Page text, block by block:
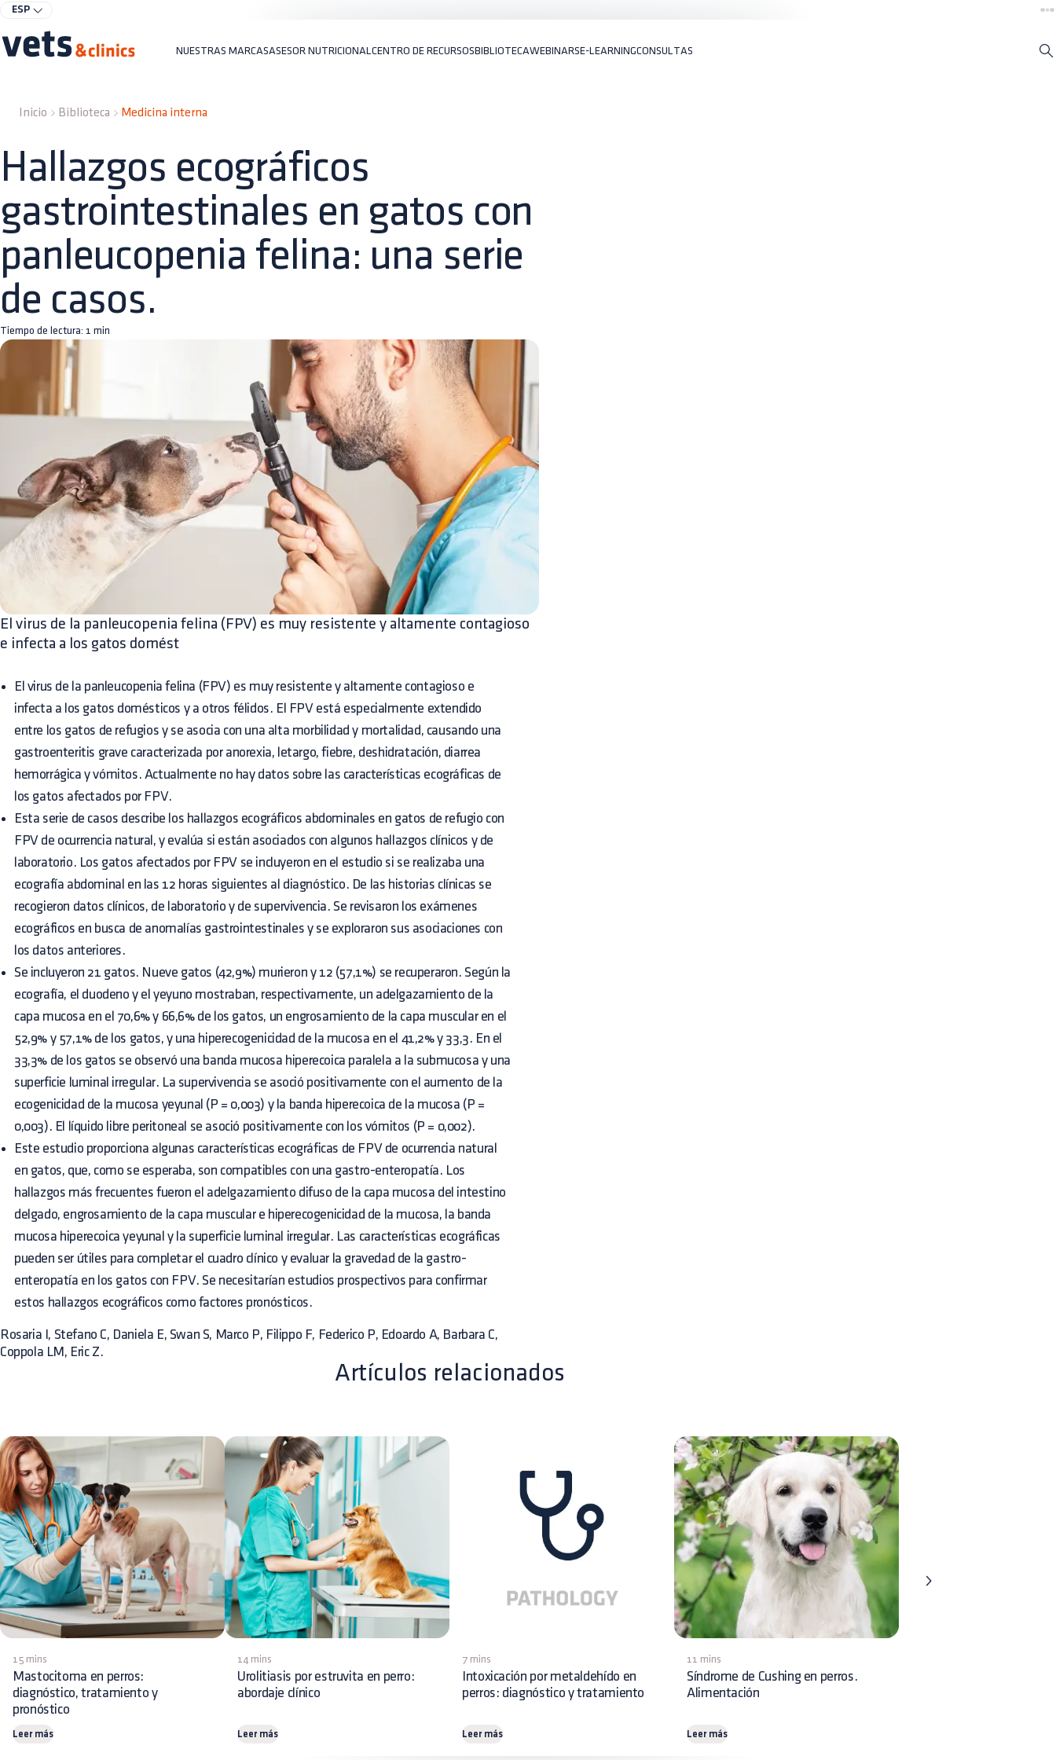
ESP
NUESTRAS MARCASASESOR NUTRICIONAL CENTRO DE RECURSOSBIBLIOTECAWEBINARSE-LEARNINGCONSULTAS
Inicio Biblioteca Medicina interna
Hallazgos ecográficos
gastrointestinales en gatos con
panleucopenia felina: una serie
de casos.
Tiempo de lectura: 1 min
El virus de la panleucopenia felina (FPV) es muy resistente y altamente contagioso
e infecta a los gatos domést
El virus de la panleucopenia felina (FPV) es muy resistente y altamente contagioso e
infecta a los gatos domésticos y a otros félidos. El FPV está especialmente extendido
entre los gatos de refugios y se asocia con una alta morbilidad y mortalidad, causando una
gastroenteritis grave caracterizada por anorexia, letargo, fiebre, deshidratación, diarrea
hemorrágica y vómitos. Actualmente no hay datos sobre las características ecográficas de
los gatos afectados por FPV.
Esta serie de casos describe los hallazgos ecográficos abdominales en gatos de refugio con
FPV de ocurrencia natural, y evalúa si están asociados con algunos hallazgos clínicos y de
laboratorio. Los gatos afectados por FPV se incluyeron en el estudio si se realizaba una
ecografía abdominal en las 12 horas siguientes al diagnóstico. De las historias clínicas se
recogieron datos clínicos, de laboratorio y de supervivencia. Se revisaron los exámenes
ecográficos en busca de anomalías gastrointestinales y se exploraron sus asociaciones con
los datos anteriores.
Se incluyeron 21 gatos. Nueve gatos (42,9%) murieron y 12 (57,1%) se recuperaron. Según la
ecografía, el duodeno y el yeyuno mostraban, respectivamente, un adelgazamiento de la
capa mucosa en el 70,6% y 66,6% de los gatos, un engrosamiento de la capa muscular en el
52,9% y 57,1% de los gatos, y una hiperecogenicidad de la mucosa en el 41,2% y 33,3. En el
33,3% de los gatos se observó una banda mucosa hiperecoica paralela a la submucosa y una
superficie luminal irregular. La supervivencia se asoció positivamente con el aumento de la
ecogenicidad de la mucosa yeyunal (P = 0,003) y la banda hiperecoica de la mucosa (P =
0,003). El líquido libre peritoneal se asoció positivamente con los vómitos (P = 0,002).
Este estudio proporciona algunas características ecográficas de FPV de ocurrencia natural
en gatos, que, como se esperaba, son compatibles con una gastro-enteropatía. Los
hallazgos más frecuentes fueron el adelgazamiento difuso de la capa mucosa del intestino
delgado, engrosamiento de la capa muscular e hiperecogenicidad de la mucosa, la banda
mucosa hiperecoica yeyunal y la superficie luminal irregular. Las características ecográficas
pueden ser útiles para completar el cuadro clínico y evaluar la gravedad de la gastro-
enteropatía en los gatos con FPV. Se necesitarían estudios prospectivos para confirmar
estos hallazgos ecográficos como factores pronósticos.
Rosaria I, Stefano C, Daniela E, Swan S, Marco P, Filippo F, Federico P, Edoardo A, Barbara C,
Coppola LM, Eric Z.
Artículos relacionados
15 mins
Mastocitoma en perros:
diagnóstico, tratamiento y
pronóstico
Leer más
14 mins
Urolitiasis por estruvita en perro:
abordaje clínico
Leer más
7 mins
Intoxicación por metaldehído en
perros: diagnóstico y tratamiento
Leer más
11 mins
Síndrome de Cushing en perros.
Alimentación
Leer más